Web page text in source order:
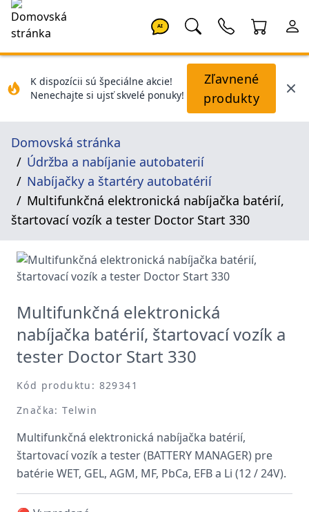
AI
K dispozícii sú špeciálne akcie!
Nenechajte si ujsť skvelé ponuky!
Zľavnené
produkty
Domovská stránka
Údržba a nabíjanie autobaterií
Nabíjačky a štartéry autobatérií
Multifunkčná elektronická nabíjačka batérií,
štartovací vozík a tester Doctor Start 330
Multifunkčná elektronická
nabíjačka batérií, štartovací vozík a
tester Doctor Start 330
Kód produktu: 829341
Značka: Telwin
Multifunkčná elektronická nabíjačka batérií,
štartovací vozík a tester (BATTERY MANAGER) pre
batérie WET, GEL, AGM, MF, PbCa, EFB a Li (12 / 24V).